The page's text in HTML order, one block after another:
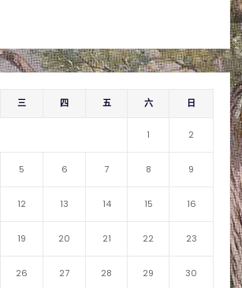
三 四 五 六 日
1 2
5 6 7 8 9
12 13 14 15 16
19 20 21 22 23
26 27 28 29 30